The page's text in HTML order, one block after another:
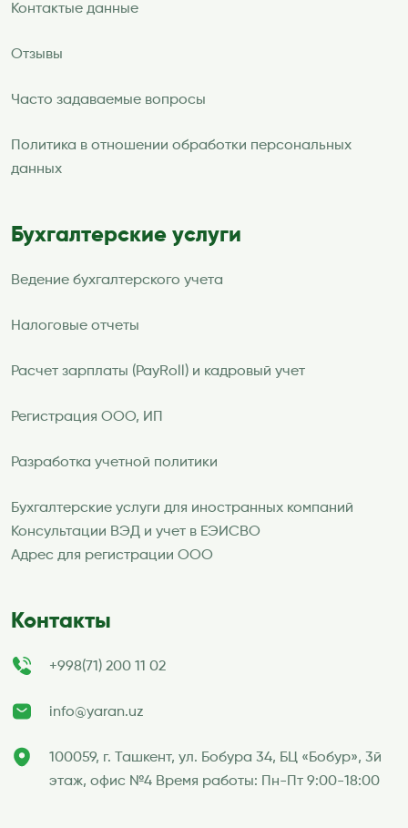
Контактые данные
Отзывы
Часто задаваемые вопросы
Политика в отношении обработки персональных
данных
Бухгалтерские услуги
Ведение бухгалтерского учета
Налоговые отчеты
Расчет зарплаты (PayRoll) и кадровый учет
Регистрация ООО, ИП
Разработка учетной политики
Бухгалтерские услуги для иностранных компаний
Консультации ВЭД и учет в ЕЭИСВО
Адрес для регистрации ООО
Контакты
+998(71) 200 11 02
info@yaran.uz
100059, г. Ташкент, ул. Бобура 34, БЦ «Бобур», 3й
этаж, офис №4 Время работы: Пн-Пт 9:00-18:00